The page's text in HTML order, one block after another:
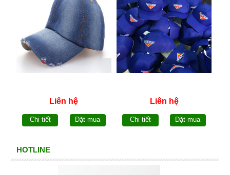
Liên hệ
Chi tiết Đặt mua
Liên hệ
Chi tiết Đặt mua
HOTLINE